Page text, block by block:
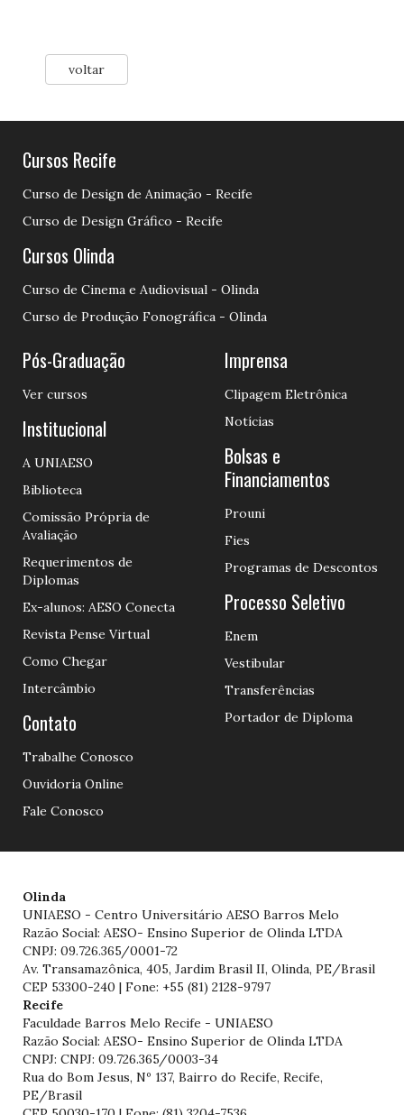
voltar
Cursos Recife
Curso de Design de Animação - Recife
Curso de Design Gráfico - Recife
Cursos Olinda
Curso de Cinema e Audiovisual - Olinda
Curso de Produção Fonográfica - Olinda
Pós-Graduação
Ver cursos
Institucional
A UNIAESO
Biblioteca
Comissão Própria de
Avaliação
Requerimentos de
Diplomas
Ex-alunos: AESO Conecta
Revista Pense Virtual
Como Chegar
Intercâmbio
Contato
Trabalhe Conosco
Ouvidoria Online
Fale Conosco
Imprensa
Clipagem Eletrônica
Notícias
Bolsas e
Financiamentos
Prouni
Fies
Programas de Descontos
Processo Seletivo
Enem
Vestibular
Transferências
Portador de Diploma
Olinda
UNIAESO - Centro Universitário AESO Barros Melo
Razão Social: AESO- Ensino Superior de Olinda LTDA
CNPJ: 09.726.365/0001-72
Av. Transamazônica, 405, Jardim Brasil II, Olinda, PE/Brasil
CEP 53300-240 | Fone: +55 (81) 2128-9797
Recife
Faculdade Barros Melo Recife - UNIAESO
Razão Social: AESO- Ensino Superior de Olinda LTDA
CNPJ: CNPJ: 09.726.365/0003-34
Rua do Bom Jesus, Nº 137, Bairro do Recife, Recife,
PE/Brasil